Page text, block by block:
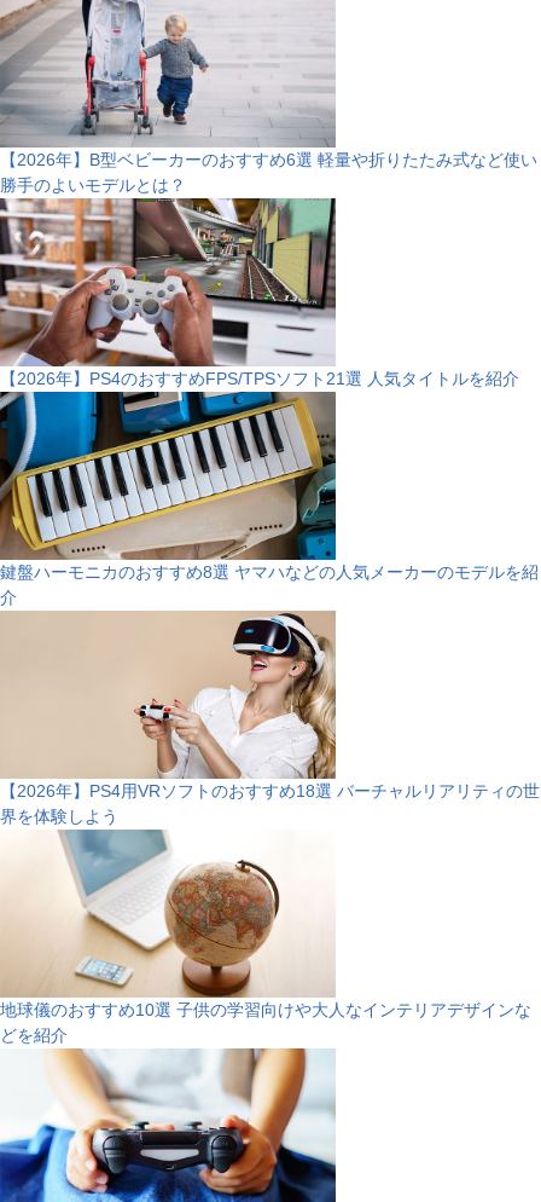
【2026年】B型ベビーカーのおすすめ6選 軽量や折りたたみ式など使い
勝手のよいモデルとは？
【2026年】PS4のおすすめFPS/TPSソフト21選 人気タイトルを紹介
鍵盤ハーモニカのおすすめ8選 ヤマハなどの人気メーカーのモデルを紹
介
【2026年】PS4用VRソフトのおすすめ18選 バーチャルリアリティの世
界を体験しよう
地球儀のおすすめ10選 子供の学習向けや大人なインテリアデザインな
どを紹介